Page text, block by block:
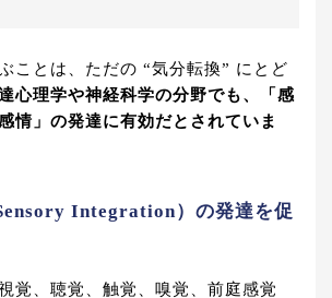
ことは、ただの “気分転換” にとど
心理学や神経科学の分野でも、「感
情」の発達に有効だとされていま
Integration）の発達を促
覚、聴覚、触覚、嗅覚、前庭感覚